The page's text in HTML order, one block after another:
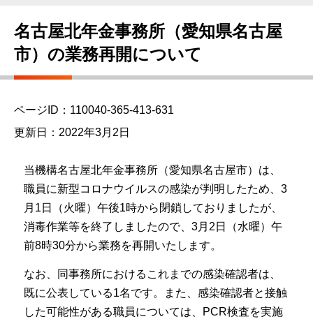
名古屋北年金事務所（愛知県名古屋
市）の業務再開について
ページID：110040-365-413-631
更新日：2022年3月2日
当機構名古屋北年金事務所（愛知県名古屋市）は、
職員に新型コロナウイルスの感染が判明したため、3
月1日（火曜）午後1時から閉鎖しておりましたが、
消毒作業等を終了しましたので、3月2日（水曜）午
前8時30分から業務を再開いたします。
なお、同事務所におけるこれまでの感染確認者は、
既に公表している1名です。また、感染確認者と接触
した可能性がある職員については、PCR検査を実施